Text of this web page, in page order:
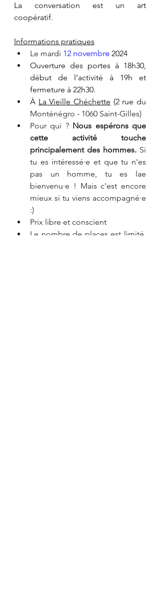
La conversation est un art
coopératif.
Informations pratiques
Le mardi 12 novembre 2024
Ouverture des portes à 18h30,
début de l’activité à 19h et
fermeture à 22h30.
À La Vieille Chéchette (2 rue du
Monténégro - 1060 Saint-Gilles)
​​Pour qui ? Nous espérons que
cette activité touche
principalement des hommes. Si
tu es intéressé·e et que tu n'es
pas un homme, tu es lae
bienvenu·e ! Mais c'est encore
mieux si tu viens accompagné·e
:)
Prix libre et conscient
Le nombre de places est limité.